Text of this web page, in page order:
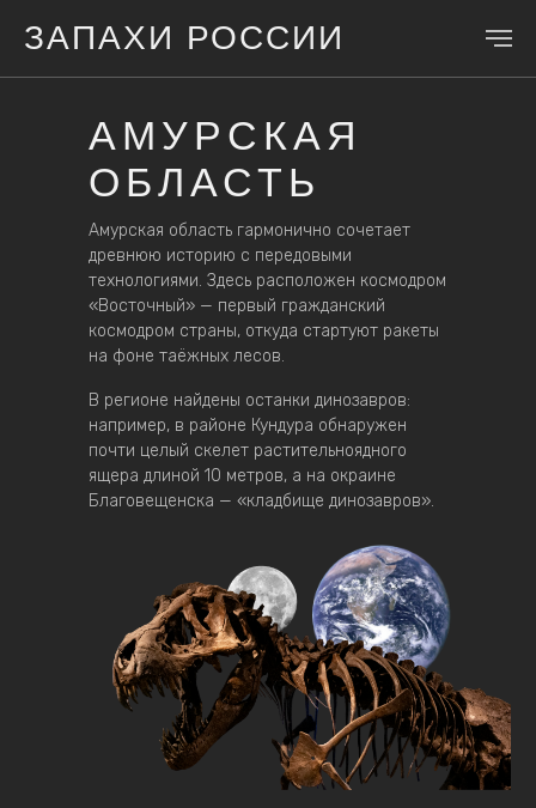
ЗАПАХИ РОССИИ
В регионе найдены останки динозавров:
например, в районе Кундура обнаружен
почти целый скелет растительноядного
ящера длиной 10 метров, а на окраине
Благовещенска — «кладбище динозавров».
Амурская область гармонично сочетает
древнюю историю с передовыми
технологиями. Здесь расположен космодром
«Восточный» — первый гражданский
космодром страны, откуда стартуют ракеты
на фоне таёжных лесов.
ОБЛАСТЬ
АМУРСКАЯ